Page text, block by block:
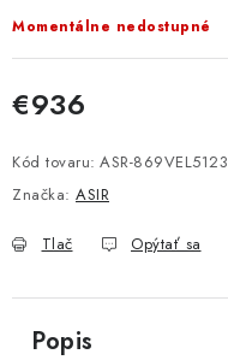
Momentálne nedostupné
€936
Kód tovaru: ASR-869VEL5123
Značka: ASIR
Tlač Opýtať sa
Popis